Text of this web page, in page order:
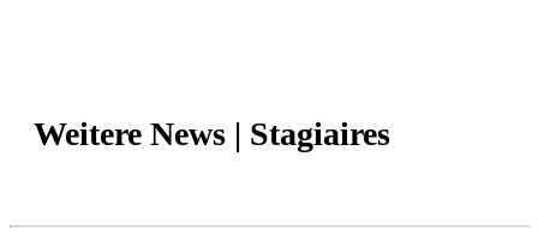
Weitere News | Stagiaires